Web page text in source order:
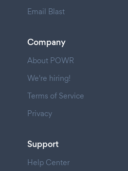
Email Blast
Company
About POWR
We're hiring!
Terms of Service
Privacy
Support
Help Center